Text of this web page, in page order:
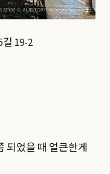
19-2
되었을 때 얼큰한게